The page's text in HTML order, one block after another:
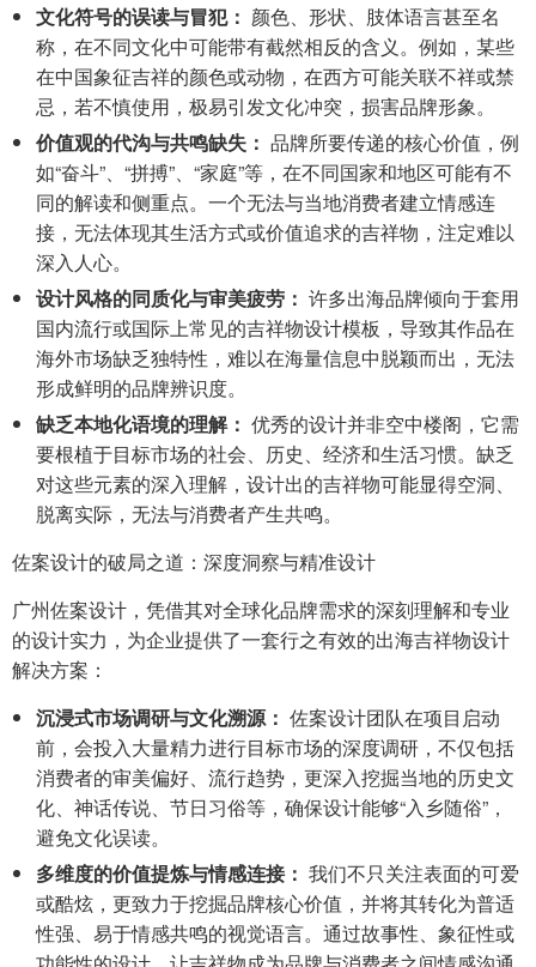
文化符号的误读与冒犯： 颜色、形状、肢体语言甚至名
称，在不同文化中可能带有截然相反的含义。例如，某些
在中国象征吉祥的颜色或动物，在西方可能关联不祥或禁
忌，若不慎使用，极易引发文化冲突，损害品牌形象。
价值观的代沟与共鸣缺失： 品牌所要传递的核心价值，例
如“奋斗”、“拼搏”、“家庭”等，在不同国家和地区可能有不
同的解读和侧重点。一个无法与当地消费者建立情感连
接，无法体现其生活方式或价值追求的吉祥物，注定难以
深入人心。
设计风格的同质化与审美疲劳： 许多出海品牌倾向于套用
国内流行或国际上常见的吉祥物设计模板，导致其作品在
海外市场缺乏独特性，难以在海量信息中脱颖而出，无法
形成鲜明的品牌辨识度。
缺乏本地化语境的理解： 优秀的设计并非空中楼阁，它需
要根植于目标市场的社会、历史、经济和生活习惯。缺乏
对这些元素的深入理解，设计出的吉祥物可能显得空洞、
脱离实际，无法与消费者产生共鸣。
佐案设计的破局之道：深度洞察与精准设计
广州佐案设计，凭借其对全球化品牌需求的深刻理解和专业
的设计实力，为企业提供了一套行之有效的出海吉祥物设计
解决方案：
沉浸式市场调研与文化溯源： 佐案设计团队在项目启动
前，会投入大量精力进行目标市场的深度调研，不仅包括
消费者的审美偏好、流行趋势，更深入挖掘当地的历史文
化、神话传说、节日习俗等，确保设计能够“入乡随俗”，
避免文化误读。
多维度的价值提炼与情感连接： 我们不只关注表面的可爱
或酷炫，更致力于挖掘品牌核心价值，并将其转化为普适
性强、易于情感共鸣的视觉语言。通过故事性、象征性或